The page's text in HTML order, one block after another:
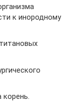
к инородному
корень.